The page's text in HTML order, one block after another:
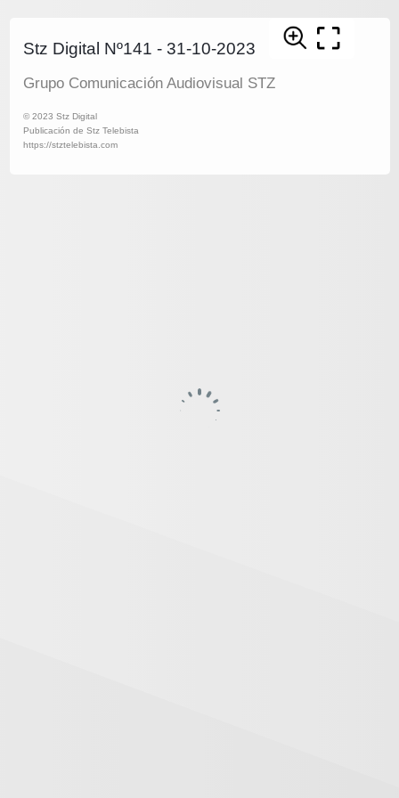
Stz Digital Nº141 - 31-10-2023
Grupo Comunicación Audiovisual STZ
© 2023 Stz Digital
Publicación de Stz Telebista
https://stztelebista.com